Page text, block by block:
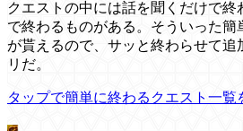
クエストの中には話を聞くだけで終
で終わるものがある。そういった
が貰えるので、サッと終わらせて追
リだ。
タップで簡単に終わるクエスト一覧